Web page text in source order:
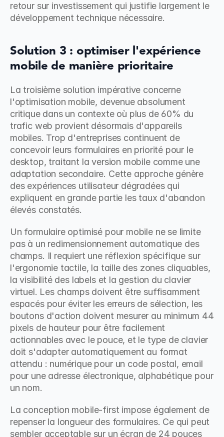
retour sur investissement qui justifie largement le
développement technique nécessaire.
Solution 3 : optimiser l'expérience
mobile de manière prioritaire
La troisième solution impérative concerne
l'optimisation mobile, devenue absolument
critique dans un contexte où plus de 60% du
trafic web provient désormais d'appareils
mobiles. Trop d'entreprises continuent de
concevoir leurs formulaires en priorité pour le
desktop, traitant la version mobile comme une
adaptation secondaire. Cette approche génère
des expériences utilisateur dégradées qui
expliquent en grande partie les taux d'abandon
élevés constatés.
Un formulaire optimisé pour mobile ne se limite
pas à un redimensionnement automatique des
champs. Il requiert une réflexion spécifique sur
l'ergonomie tactile, la taille des zones cliquables,
la visibilité des labels et la gestion du clavier
virtuel. Les champs doivent être suffisamment
espacés pour éviter les erreurs de sélection, les
boutons d'action doivent mesurer au minimum 44
pixels de hauteur pour être facilement
actionnables avec le pouce, et le type de clavier
doit s'adapter automatiquement au format
attendu : numérique pour un code postal, email
pour une adresse électronique, alphabétique pour
un nom.
La conception mobile-first impose également de
repenser la longueur des formulaires. Ce qui peut
sembler acceptable sur un écran de 24 pouces